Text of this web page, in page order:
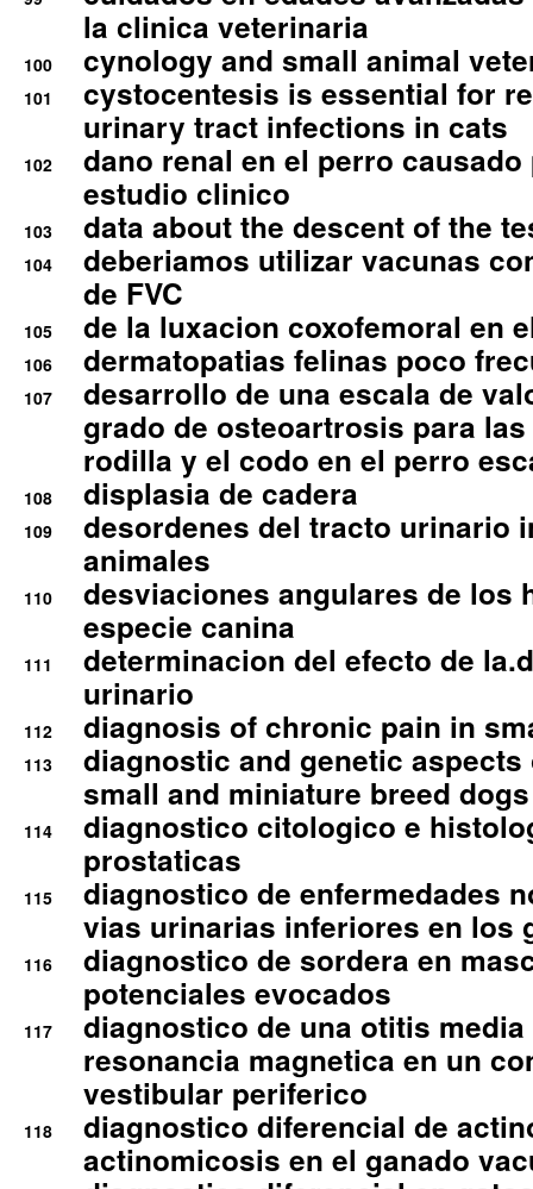
la clinica veterinaria
100 cynology and small animal
101
cystocentesis is essential for
urinary tract infections in cats
102
dano renal en el perro
estudio clinico
103 data about the descent of the
104
deberiamos utilizar vacunas
de FVC
105 de la luxacion coxofemoral en
106 dermatopatias felinas poco
107
desarrollo de una escala de
grado de osteoartrosis para
rodilla y el codo en el perro
108 displasia de cadera
109
desordenes del tracto urinario
animales
110
desviaciones angulares de los
especie canina
111
determinacion del efecto de
urinario
112 diagnosis of chronic pain in
113
diagnostic and genetic
small and miniature breed
114
diagnostico citologico e
prostaticas
115
diagnostico de enfermedades
vias urinarias inferiores en los
116
diagnostico de sordera en
potenciales evocados
117
diagnostico de una otitis
resonancia magnetica en un
vestibular periferico
118
diagnostico diferencial de
actinomicosis en el ganado